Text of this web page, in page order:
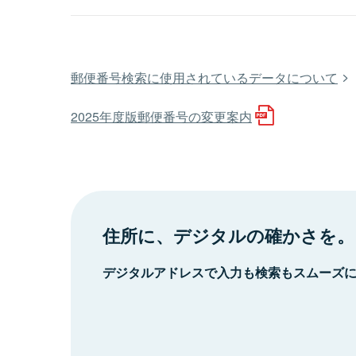
郵便番号検索に使用されているデータについて
2025年度版郵便番号の変更案内
住所に、デジタルの確かさを。
デジタルアドレスで入力も検索もスムーズ